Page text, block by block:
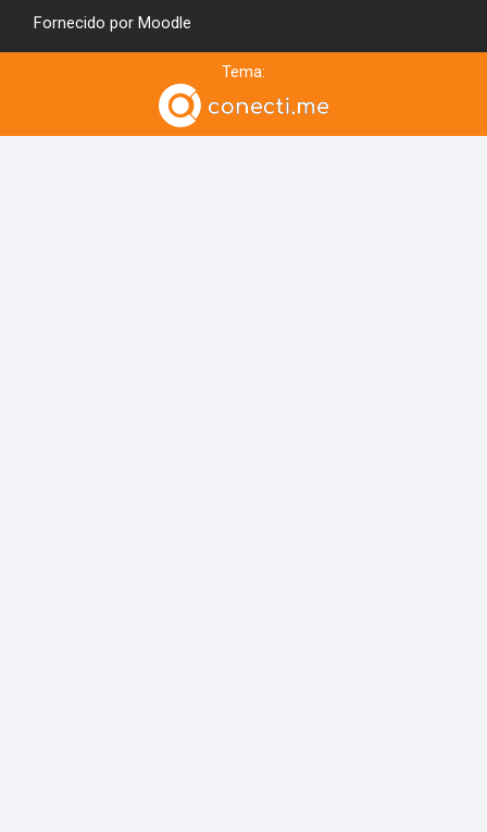
Fornecido por Moodle
Tema: